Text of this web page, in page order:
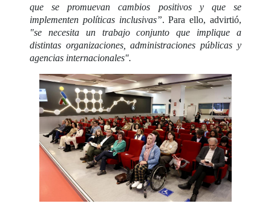
que se promuevan cambios positivos y que se
implementen políticas inclusivas”. Para ello, advirtió,
"se necesita un trabajo conjunto que implique a
distintas organizaciones, administraciones públicas y
agencias internacionales".